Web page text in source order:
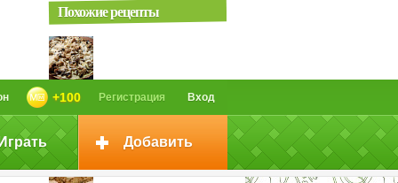
Вход
Регистрация
+100
Добавить
Похожие рецепты
Долма с курицей